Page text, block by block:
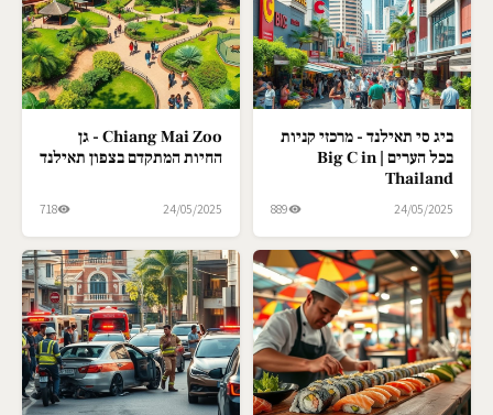
ביג סי תאילנד - מרכזי קניות
בכל הערים | Big C in
Thailand
24/05/2025
889
Chiang Mai Zoo - גן
החיות המתקדם בצפון תאילנד
24/05/2025
718